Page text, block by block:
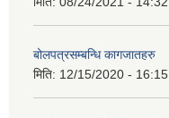
बोलपत्रसम्बन्धि कागजातहरु
मिति: 12/15/2020 - 16:15